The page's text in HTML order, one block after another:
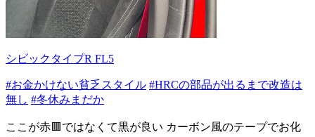
シビックタイプR FL5
#お金かけない貧乏スタイル #HRCの部品が出るまで改造は
無し #冬休みまだか
ここが赤🟥ではなくて黒が良い カーボン風のテープでお化